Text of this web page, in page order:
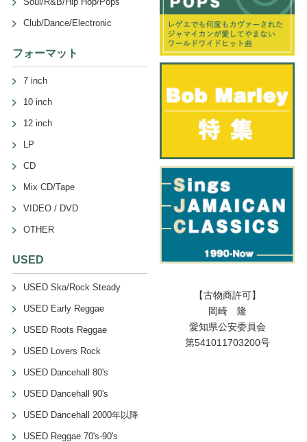
Club/Dance/Electronic
フォーマット
7 inch
10 inch
12 inch
LP
CD
Mix CD/Tape
VIDEO / DVD
OTHER
USED
USED Ska/Rock Steady
USED Early Reggae
USED Roots Reggae
USED Lovers Rock
USED Dancehall 80's
USED Dancehall 90's
USED Dancehall 2000年以降
USED Reggae 70's-90's
【古物商許可】
岡崎 隆
愛知県公安委員会
第541011703200号